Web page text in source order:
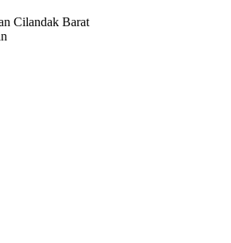
Cilandak Barat